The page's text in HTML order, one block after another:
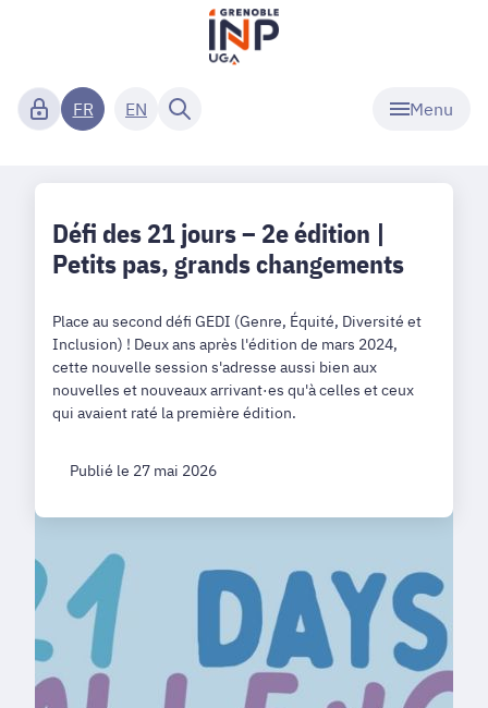
Menu
FR EN
Défi des 21 jours – 2e édition |
Petits pas, grands changements
Place au second défi GEDI (Genre, Équité, Diversité et
Inclusion) ! Deux ans après l'édition de mars 2024,
cette nouvelle session s'adresse aussi bien aux
nouvelles et nouveaux arrivant·es qu'à celles et ceux
qui avaient raté la première édition.
Publié le 27 mai 2026